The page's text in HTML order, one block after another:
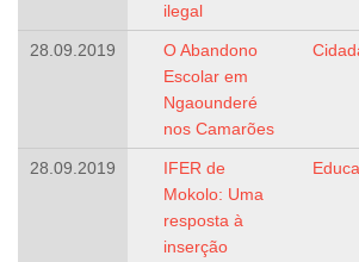
ilegal
28.09.2019
O Abandono
Escolar em
Ngaounderé
nos Camarões
28.09.2019
IFER de
Mokolo: Uma
resposta à
inserção